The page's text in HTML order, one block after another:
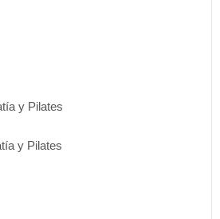
y Pilates
y Pilates